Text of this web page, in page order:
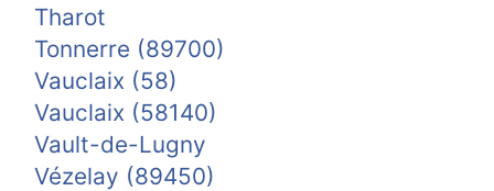
Tharot
Tonnerre (89700)
Vauclaix (58)
Vauclaix (58140)
Vault-de-Lugny
Vézelay (89450)